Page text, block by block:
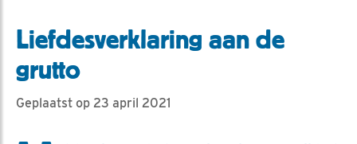
Liefdesverklaring aan de
grutto
Geplaatst op 23 april 2021